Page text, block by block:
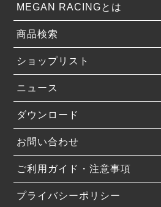
MEGAN RACINGとは
商品検索
ショップリスト
ニュース
ダウンロード
お問い合わせ
ご利用ガイド・注意事項
プライバシーポリシー